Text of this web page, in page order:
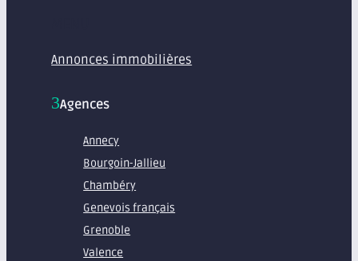
Annonces immobilières
Agences
Annecy
Bourgoin-Jallieu
Chambéry
Genevois français
Grenoble
Valence